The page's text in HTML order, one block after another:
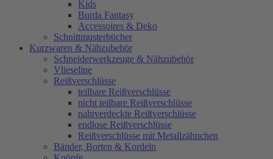
Kids
Burda Fantasy
Accessoires & Deko
Schnittmusterbücher
Kurzwaren & Nähzubehör
Schneiderwerkzeuge & Nähzubehör
Vlieseline
Reißverschlüsse
teilbare Reißverschlüsse
nicht teilbare Reißverschlüsse
nahtverdeckte Reißverschlüsse
endlose Reißverschlüsse
Reißverschlüsse mit Metallzähnchen
Bänder, Borten & Kordeln